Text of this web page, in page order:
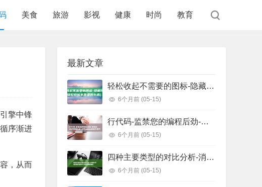
美食 旅游 影视 健康 时尚 教育
擎中锋
序渐进
，从而
最新文章
轻松收起不需要的图标-隐藏任务栏图标 (轻松收起不需要的东西)
6个月前 (05-15)
行代码-监禁您的编程后劲-把握这些正则表白式-少写1000 (监狱代码几位数)
6个月前 (05-15)
四种主要类型的对比分析-消息队列选型指南 (四种主要类型信用证)
6个月前 (05-15)